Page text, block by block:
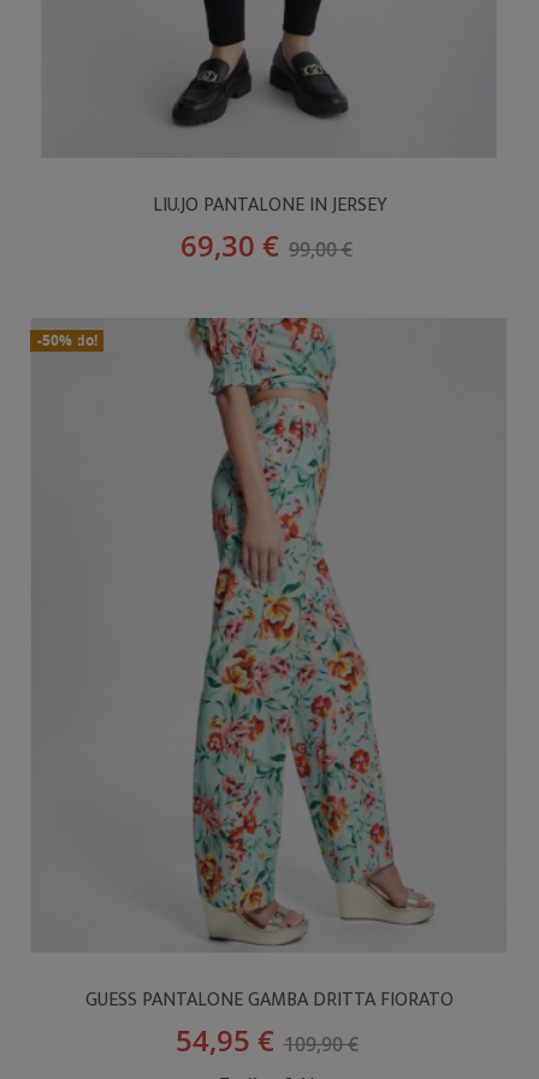
LIU.JO PANTALONE IN JERSEY
69,30 € 99,00 €
In Saldo!
Nuovo
GUESS PANTALONE GAMBA DRITTA FIORATO
54,95 € 109,90 €
-50%